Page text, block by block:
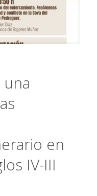
una
en
IV-III